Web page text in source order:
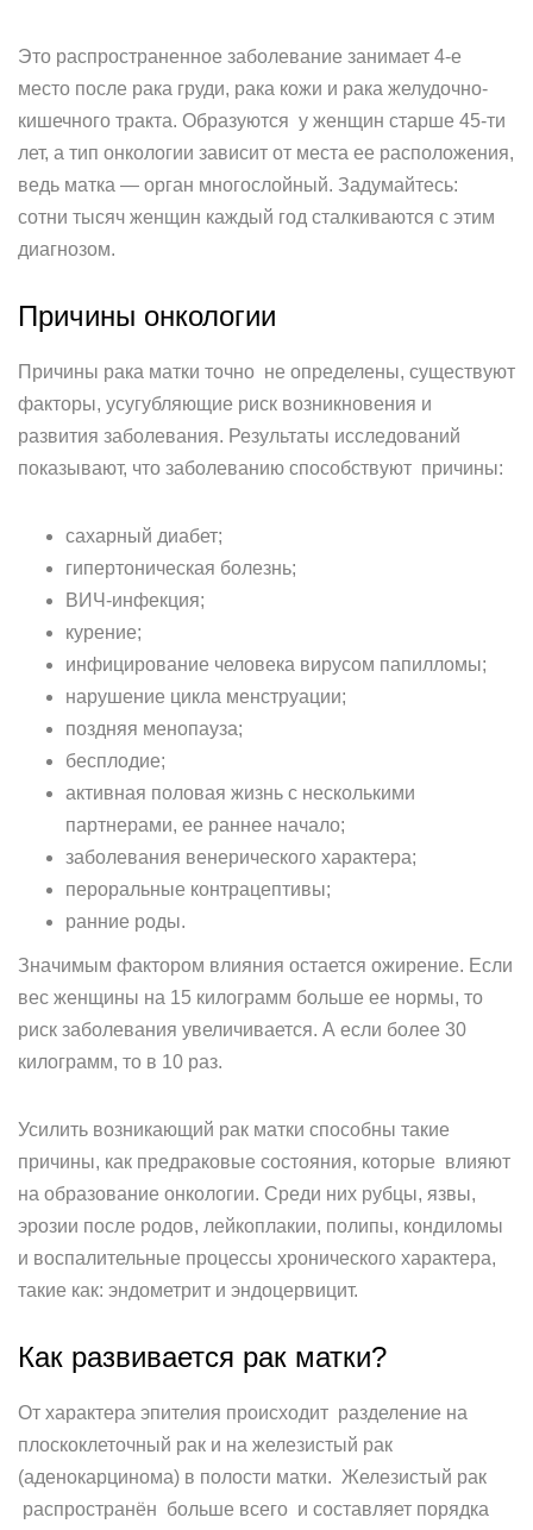
Это распространенное заболевание занимает 4-е
место после рака груди, рака кожи и рака желудочно-
кишечного тракта. Образуются у женщин старше 45-ти
лет, а тип онкологии зависит от места ее расположения,
ведь матка — орган многослойный. Задумайтесь:
сотни тысяч женщин каждый год сталкиваются с этим
диагнозом.
Причины онкологии
Причины рака матки точно не определены, существуют
факторы, усугубляющие риск возникновения и
развития заболевания. Результаты исследований
показывают, что заболеванию способствуют причины:
сахарный диабет;
гипертоническая болезнь;
ВИЧ-инфекция;
курение;
инфицирование человека вирусом папилломы;
нарушение цикла менструации;
поздняя менопауза;
бесплодие;
активная половая жизнь с несколькими
партнерами, ее раннее начало;
заболевания венерического характера;
пероральные контрацептивы;
ранние роды.
Значимым фактором влияния остается ожирение. Если
вес женщины на 15 килограмм больше ее нормы, то
риск заболевания увеличивается. А если более 30
килограмм, то в 10 раз.
Усилить возникающий рак матки способны такие
причины, как предраковые состояния, которые влияют
на образование онкологии. Среди них рубцы, язвы,
эрозии после родов, лейкоплакии, полипы, кондиломы
и воспалительные процессы хронического характера,
такие как: эндометрит и эндоцервицит.
Как развивается рак матки?
От характера эпителия происходит разделение на
плоскоклеточный рак и на железистый рак
(аденокарцинома) в полости матки. Железистый рак
распространён больше всего и составляет порядка